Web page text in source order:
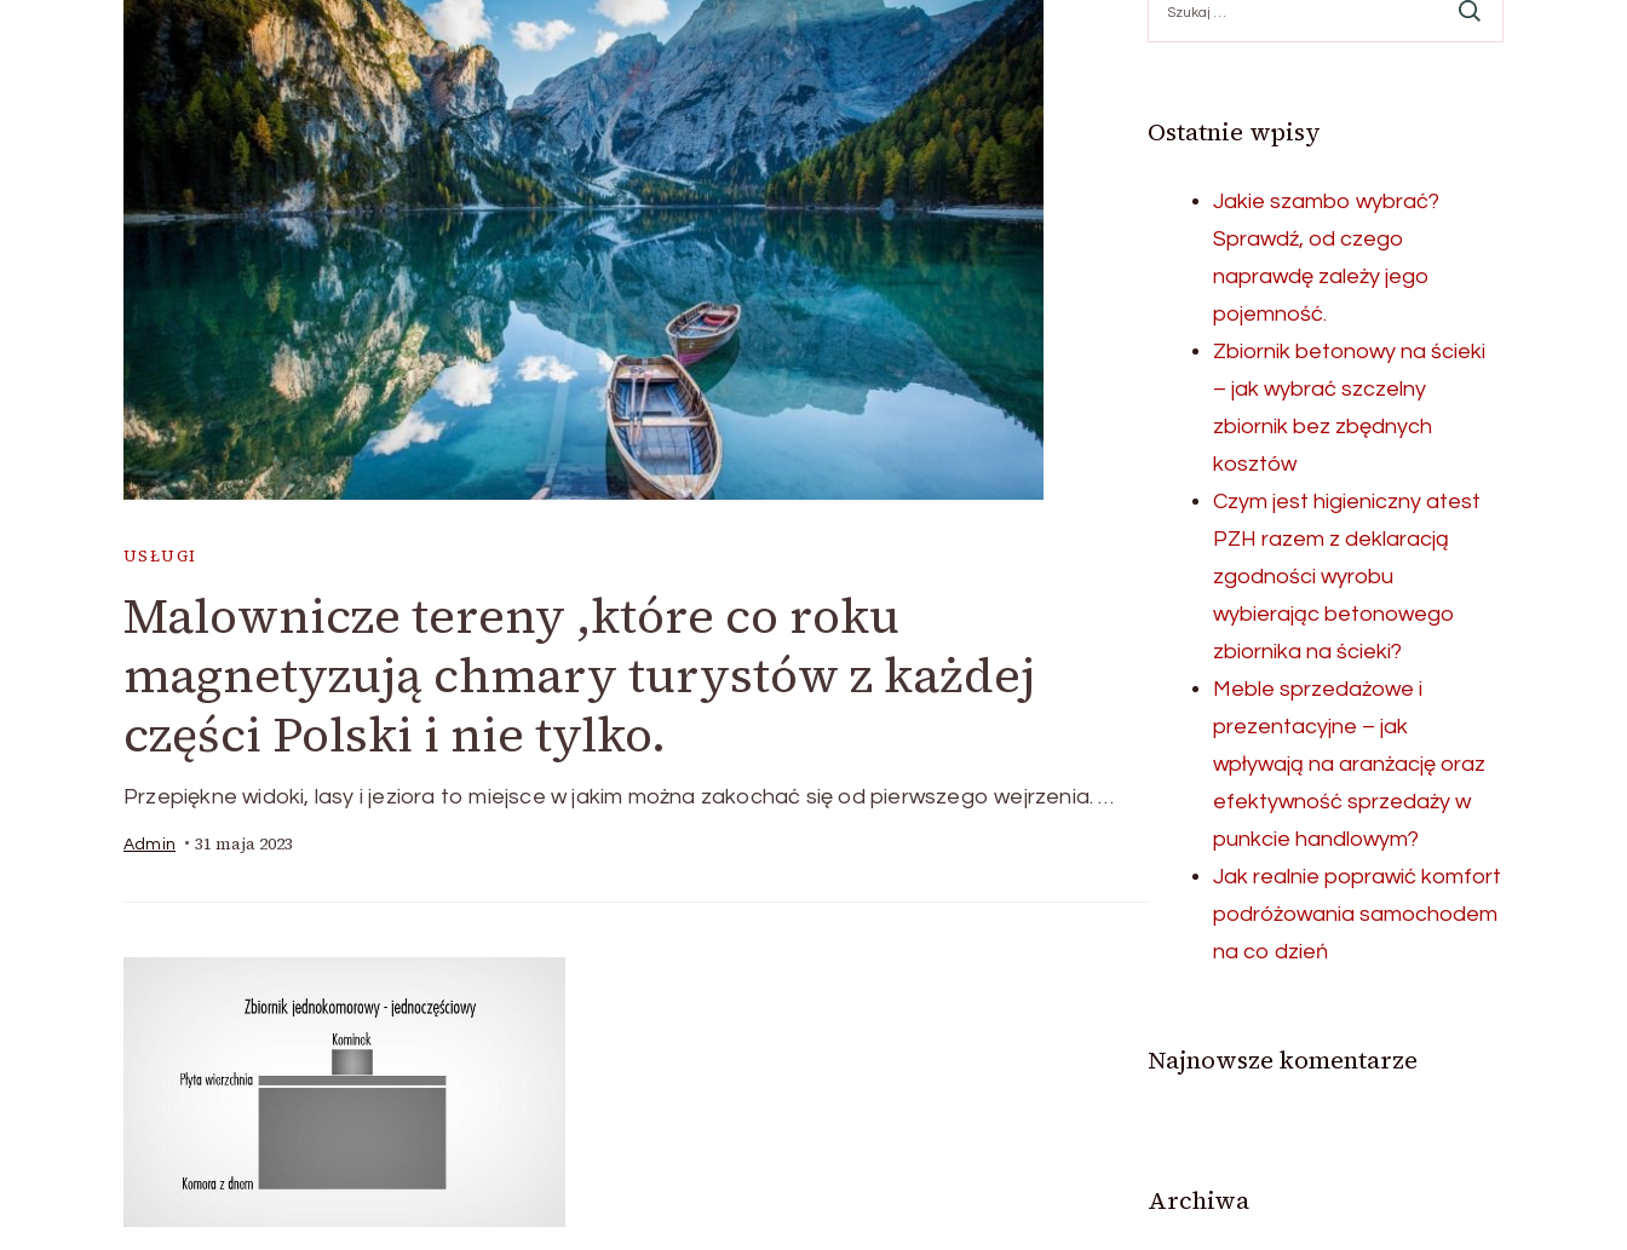
USŁUGI
Malownicze tereny ,które co roku
magnetyzują chmary turystów z każdej
części Polski i nie tylko.
Przepiękne widoki, lasy i jeziora to miejsce w jakim można zakochać się od pierwszego wejrzenia. …
Admin 31 maja 2023
Ostatnie wpisy
Jakie szambo wybrać?
Sprawdź, od czego
naprawdę zależy jego
pojemność.
Zbiornik betonowy na ścieki
– jak wybrać szczelny
zbiornik bez zbędnych
kosztów
Czym jest higieniczny atest
PZH razem z deklaracją
zgodności wyrobu
wybierając betonowego
zbiornika na ścieki?
Meble sprzedażowe i
prezentacyjne – jak
wpływają na aranżację oraz
efektywność sprzedaży w
punkcie handlowym?
Jak realnie poprawić komfort
podróżowania samochodem
na co dzień
Najnowsze komentarze
Archiwa